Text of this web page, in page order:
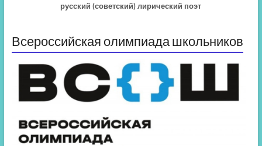
русский (советский) лирический поэт
Всероссийская олимпиада школьников